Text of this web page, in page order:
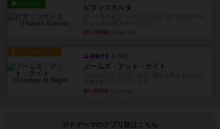
レビュー ピタッコカルタ
約11時間前
ルール/インスト
画像付き 充実
ノームズ・アット・ナイト
約12時間前
ボドゲーマのアプリ版はこちら